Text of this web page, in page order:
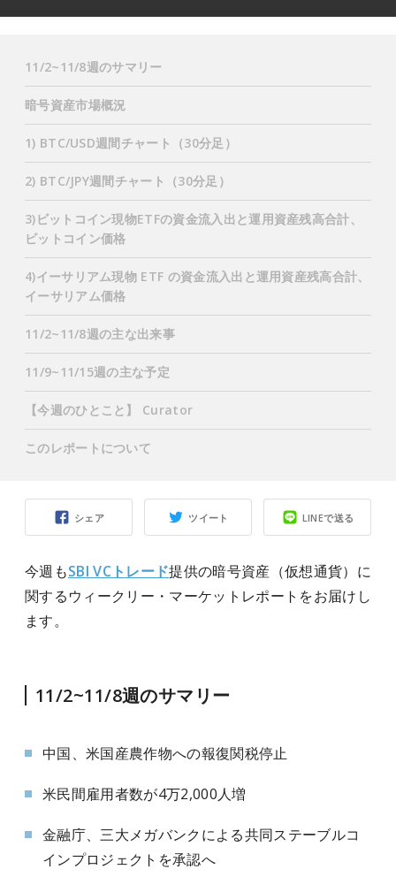
シェア ツイート LINEで送る
今週もSBI VCトレード提供の暗号資産（仮想通貨）に
関するウィークリー・マーケットレポートをお届けし
ます。
11/2~11/8週のサマリー
中国、米国産農作物への報復関税停止
米民間雇用者数が4万2,000人増
金融庁、三大メガバンクによる共同ステーブルコ
インプロジェクトを承認へ
11/2~11/8週のサマリー
暗号資産市場概況
1) BTC/USD週間チャート（30分足）
2) BTC/JPY週間チャート（30分足）
3)ビットコイン現物ETFの資金流入出と運用資産残高合計、
ビットコイン価格
4)イーサリアム現物 ETF の資金流入出と運用資産残高合計、
イーサリアム価格
11/2~11/8週の主な出来事
11/9~11/15週の主な予定
【今週のひとこと】 Curator
このレポートについて